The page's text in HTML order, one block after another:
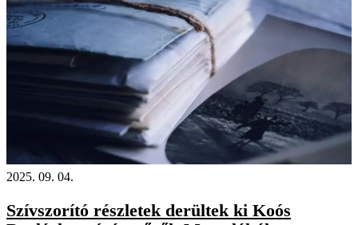
2025. 09. 04.
Szívszorító részletek derültek ki Koós